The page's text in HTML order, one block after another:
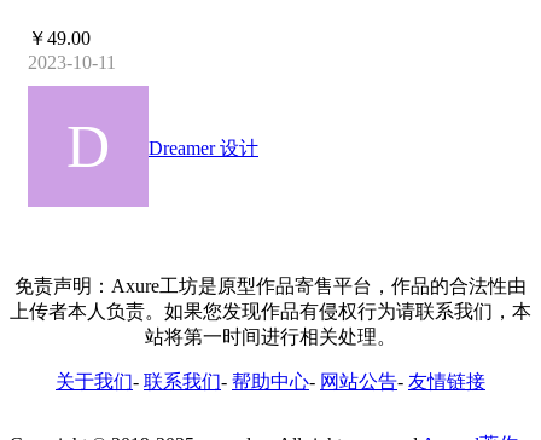
￥49.00
2023-10-11
Dreamer 设计
免责声明：Axure工坊是原型作品寄售平台，作品的合法性由
上传者本人负责。如果您发现作品有侵权行为请联系我们，本
站将第一时间进行相关处理。
关于我们- 联系我们- 帮助中心- 网站公告- 友情链接